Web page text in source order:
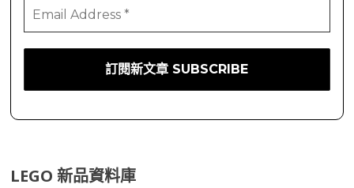
LEGO 新品資料庫